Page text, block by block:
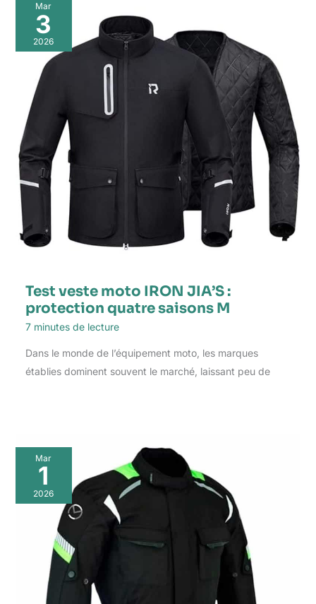
Mar
3
2026
Test veste moto IRON JIA’S :
protection quatre saisons M
7 minutes de lecture
Dans le monde de l’équipement moto, les marques
établies dominent souvent le marché, laissant peu de
Mar
1
2026